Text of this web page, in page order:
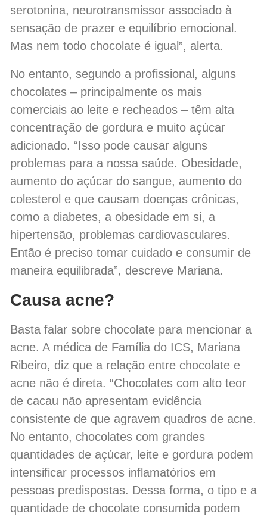
serotonina, neurotransmissor associado à
sensação de prazer e equilíbrio emocional.
Mas nem todo chocolate é igual”, alerta.
No entanto, segundo a profissional, alguns
chocolates – principalmente os mais
comerciais ao leite e recheados – têm alta
concentração de gordura e muito açúcar
adicionado. “Isso pode causar alguns
problemas para a nossa saúde. Obesidade,
aumento do açúcar do sangue, aumento do
colesterol e que causam doenças crônicas,
como a diabetes, a obesidade em si, a
hipertensão, problemas cardiovasculares.
Então é preciso tomar cuidado e consumir de
maneira equilibrada”, descreve Mariana.
Causa acne?
Basta falar sobre chocolate para mencionar a
acne. A médica de Família do ICS, Mariana
Ribeiro, diz que a relação entre chocolate e
acne não é direta. “Chocolates com alto teor
de cacau não apresentam evidência
consistente de que agravem quadros de acne.
No entanto, chocolates com grandes
quantidades de açúcar, leite e gordura podem
intensificar processos inflamatórios em
pessoas predispostas. Dessa forma, o tipo e a
quantidade de chocolate consumida podem